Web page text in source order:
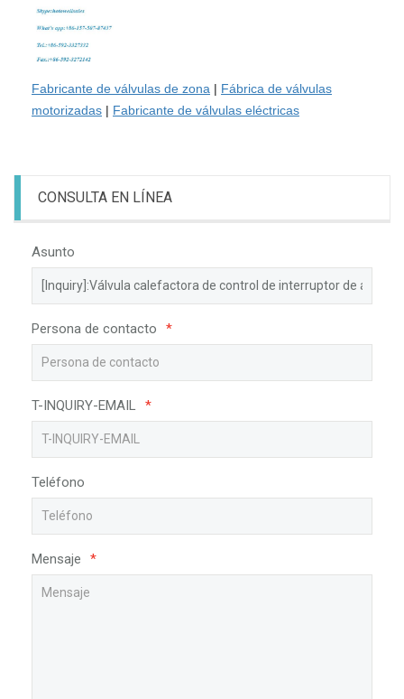
Fabricante de válvulas de zona | Fábrica de válvulas
motorizadas | Fabricante de válvulas eléctricas
CONSULTA EN LÍNEA
Asunto
Persona de contacto *
T-INQUIRY-EMAIL *
Teléfono
Mensaje *